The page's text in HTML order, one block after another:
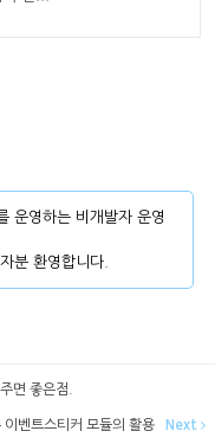
운영하는 비개발자 운영
분 환영합니다.
면 좋은점.
벤트스티커 모듈의 활용 Next